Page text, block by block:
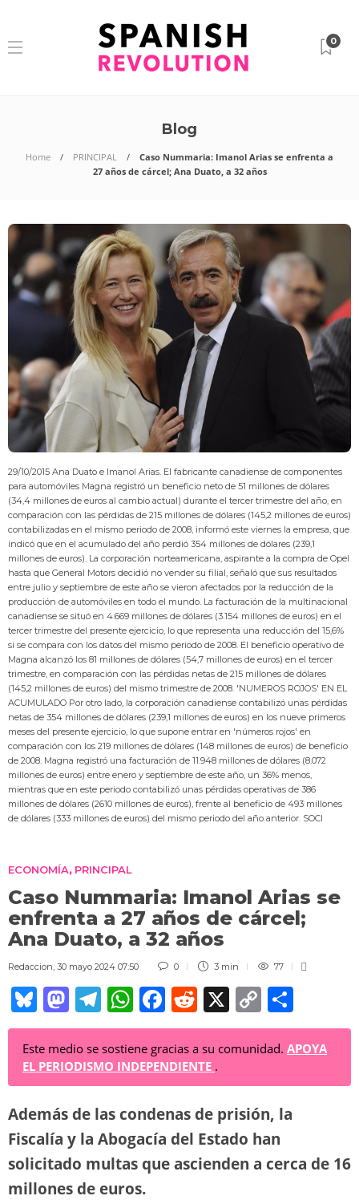
0
Blog
Home PRINCIPAL
Caso Nummaria: Imanol Arias se enfrenta a
27 años de cárcel; Ana Duato, a 32 años
29/10/2015 Ana Duato e Imanol Arias. El fabricante canadiense de componentes
para automóviles Magna registró un beneficio neto de 51 millones de dólares
(34,4 millones de euros al cambio actual) durante el tercer trimestre del año, en
comparación con las pérdidas de 215 millones de dólares (145,2 millones de euros)
contabilizadas en el mismo periodo de 2008, informó este viernes la empresa, que
indicó que en el acumulado del año perdió 354 millones de dólares (239,1
millones de euros). La corporación norteamericana, aspirante a la compra de Opel
hasta que General Motors decidió no vender su filial, señaló que sus resultados
entre julio y septiembre de este año se vieron afectados por la reducción de la
producción de automóviles en todo el mundo. La facturación de la multinacional
canadiense se situó en 4.669 millones de dólares (3.154 millones de euros) en el
tercer trimestre del presente ejercicio, lo que representa una reducción del 15,6%
si se compara con los datos del mismo periodo de 2008. El beneficio operativo de
Magna alcanzó los 81 millones de dólares (54,7 millones de euros) en el tercer
trimestre, en comparación con las pérdidas netas de 215 millones de dólares
(145,2 millones de euros) del mismo trimestre de 2008. 'NUMEROS ROJOS' EN EL
ACUMULADO Por otro lado, la corporación canadiense contabilizó unas pérdidas
netas de 354 millones de dólares (239,1 millones de euros) en los nueve primeros
meses del presente ejercicio, lo que supone entrar en 'números rojos' en
comparación con los 219 millones de dólares (148 millones de euros) de beneficio
de 2008. Magna registró una facturación de 11.948 millones de dólares (8.072
millones de euros) entre enero y septiembre de este año, un 36% menos,
mientras que en este periodo contabilizó unas pérdidas operativas de 386
millones de dólares (2610 millones de euros), frente al beneficio de 493 millones
de dólares (333 millones de euros) del mismo periodo del año anterior. SOCI
ECONOMÍA, PRINCIPAL
Caso Nummaria: Imanol Arias se
enfrenta a 27 años de cárcel;
Ana Duato, a 32 años
Redaccion 30 mayo 2024 07:50 0 3 min 77
Bl
u
e
sk
y
M
a
st
o
d
o
n
T
el
e
gr
a
m
W
h
at
s
A
p
p
F
a
c
e
b
o
o
k
R
e
d
di
t
X C
o
p
Li
n
k
o
m
Este medio se sostiene gracias a su comunidad. APOYA
EL PERIODISMO INDEPENDIENTE .
Además de las condenas de prisión, la
Fiscalía y la Abogacía del Estado han
solicitado multas que ascienden a cerca de 16
millones de euros.